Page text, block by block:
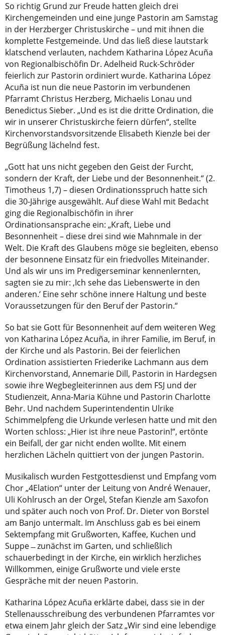
So richtig Grund zur Freude hatten gleich drei
Kirchengemeinden und eine junge Pastorin am Samstag
in der Herzberger Christuskirche – und mit ihnen die
komplette Festgemeinde. Und das ließ diese lautstark
klatschend verlauten, nachdem Katharina López Acuña
von Regionalbischöfin Dr. Adelheid Ruck-Schröder
feierlich zur Pastorin ordiniert wurde. Katharina López
Acuña ist nun die neue Pastorin im verbundenen
Pfarramt Christus Herzberg, Michaelis Lonau und
Benedictus Sieber. „Und es ist die dritte Ordination, die
wir in unserer Christuskirche feiern dürfen“, stellte
Kirchenvorstandsvorsitzende Elisabeth Kienzle bei der
Begrüßung lächelnd fest.
„Gott hat uns nicht gegeben den Geist der Furcht,
sondern der Kraft, der Liebe und der Besonnenheit.“ (2.
Timotheus 1,7) – diesen Ordinationsspruch hatte sich
die 30-Jährige ausgewählt. Auf diese Wahl mit Bedacht
ging die Regionalbischöfin in ihrer
Ordinationsansprache ein: „Kraft, Liebe und
Besonnenheit – diese drei sind wie Mahnmale in der
Welt. Die Kraft des Glaubens möge sie begleiten, ebenso
der besonnene Einsatz für ein friedvolles Miteinander.
Und als wir uns im Predigerseminar kennenlernten,
sagten sie zu mir: ‚Ich sehe das Liebenswerte in den
anderen.‘ Eine sehr schöne innere Haltung und beste
Voraussetzungen für den Beruf der Pastorin.“
So bat sie Gott für Besonnenheit auf dem weiteren Weg
von Katharina López Acuña, in ihrer Familie, im Beruf, in
der Kirche und als Pastorin. Bei der feierlichen
Ordination assistierten Friederike Lachmann aus dem
Kirchenvorstand, Annemarie Dill, Pastorin in Hardegsen
sowie ihre Wegbegleiterinnen aus dem FSJ und der
Studienzeit, Anna-Maria Kühne und Pastorin Charlotte
Behr. Und nachdem Superintendentin Ulrike
Schimmelpfeng die Urkunde verlesen hatte und mit den
Worten schloss: „Hier ist ihre neue Pastorin!“, ertönte
ein Beifall, der gar nicht enden wollte. Mit einem
herzlichen Lächeln quittiert von der jungen Pastorin.
Musikalisch wurden Festgottesdienst und Empfang vom
Chor „4Elation“ unter der Leitung von André Wenauer,
Uli Kohlrusch an der Orgel, Stefan Kienzle am Saxofon
und später auch noch von Prof. Dr. Dieter von Borstel
am Banjo untermalt. Im Anschluss gab es bei einem
Sektempfang mit Grußworten, Kaffee, Kuchen und
Suppe ̶ zunächst im Garten, und schließlich
schauerbedingt in der Kirche, ein wirklich herzliches
Willkommen, einige Grußworte und viele erste
Gespräche mit der neuen Pastorin.
Katharina López Acuña erklärte dabei, dass sie in der
Stellenausschreibung des verbundenen Pfarramtes vor
etwa einem Jahr gleich der Satz „Wir sind eine lebendige